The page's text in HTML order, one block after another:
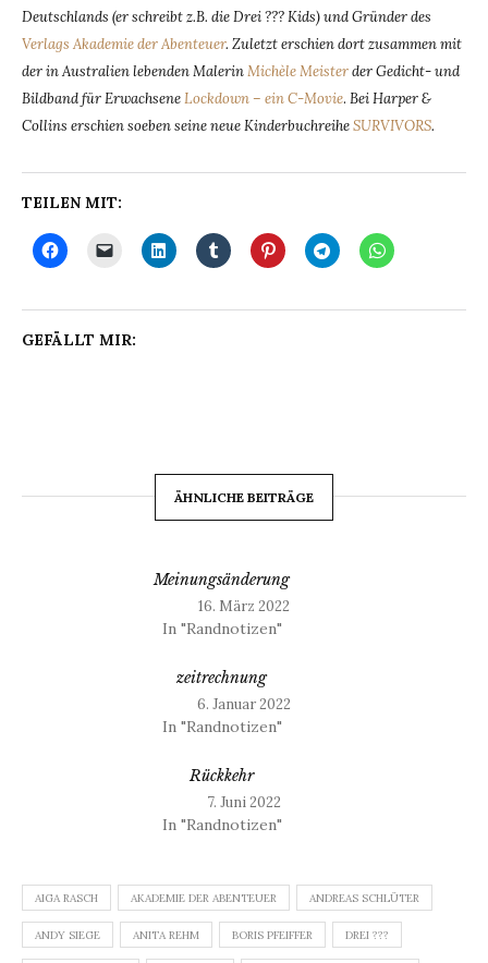
Deutschlands (er schreibt z.B. die Drei ??? Kids) und Gründer des
Verlags Akademie der Abenteuer. Zuletzt erschien dort zusammen mit
der in Australien lebenden MalerinMichèle Meisterder Gedicht- und
Bildband für ErwachseneLockdown – ein C-Movie. Bei Harper &
Collins erschien soeben seine neue KinderbuchreiheSURVIVORS.
TEILEN MIT:
GEFÄLLT MIR:
ÄHNLICHE BEITRÄGE
Meinungsänderung
16. März 2022
In "Randnotizen"
zeitrechnung
6. Januar 2022
In "Randnotizen"
Rückkehr
7. Juni 2022
In "Randnotizen"
AIGA RASCH AKADEMIE DER ABENTEUER ANDREAS SCHLÜTER
ANDY SIEGE ANITA REHM BORIS PFEIFFER DREI ???